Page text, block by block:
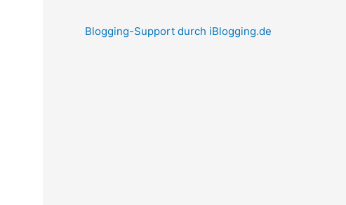
Blogging-Support durch iBlogging.de